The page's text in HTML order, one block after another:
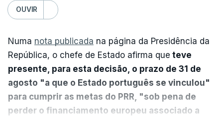
OUVIR
Numa nota publicada na página da Presidência da
República, o chefe de Estado afirma que teve
presente, para esta decisão, o prazo de 31 de
agosto "a que o Estado português se vinculou"
para cumprir as metas do PRR, "sob pena de
perder o financiamento europeu associado a